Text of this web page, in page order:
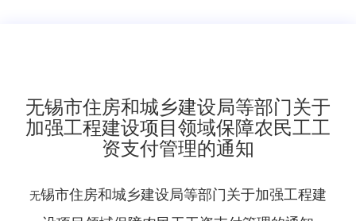
无锡市住房和城乡建设局等部门关于
加强工程建设项目领域保障农民工工
资支付管理的通知
无锡市住房和城乡建设局等部门 关于加强工程建